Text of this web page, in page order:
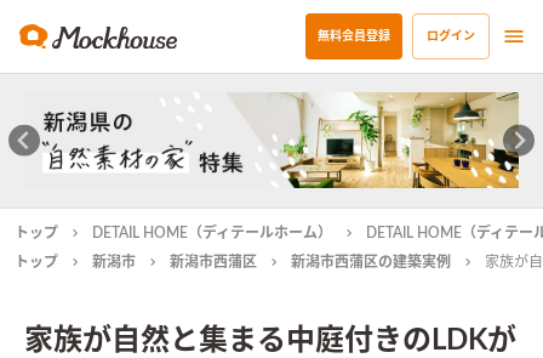
無料会員登録 ログイン
トップ DETAIL HOME（ディテールホーム）
DETAIL HOME（ディテ
トップ
新潟市 新潟市西蒲区 新潟市西蒲区の建築実例 家族が
家族が自然と集まる中庭付きのLDKが